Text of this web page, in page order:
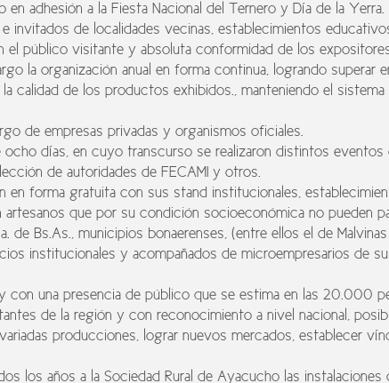
adhesión a la Fiesta Nacional del Ternero y Día de la Yerra.
invitados de localidades vecinas, establecimientos
el público visitante y absoluta conformidad de los
la organización anual en forma continua, logrando superar
calidad de los productos exhibidos., manteniendo el sistema
de empresas privadas y organismos oficiales.
días, en cuyo transcurso se realizaron distintos eventos
de autoridades de FECAMI y otros.
en forma gratuita con sus stand institucionales,
que por su condición socioeconómica no pueden
de Bs.As., municipios bonaerenses, (entre ellos el de
institucionales y acompañados de microempresarios de
con una presencia de público que se estima en las 20.000
de la región y con reconocimiento a nivel nacional,
producciones, lograr nuevos mercados, establecer
los años a la Sociedad Rural de Ayacucho las